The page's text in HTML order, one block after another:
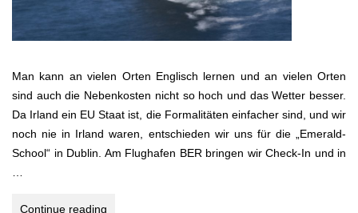
Man kann an vielen Orten Englisch lernen und an vielen Orten
sind auch die Nebenkosten nicht so hoch und das Wetter besser.
Da Irland ein EU Staat ist, die Formalitäten einfacher sind, und wir
noch nie in Irland waren, entschieden wir uns für die „Emerald-
School“ in Dublin. Am Flughafen BER bringen wir Check-In und in
…
Continue reading